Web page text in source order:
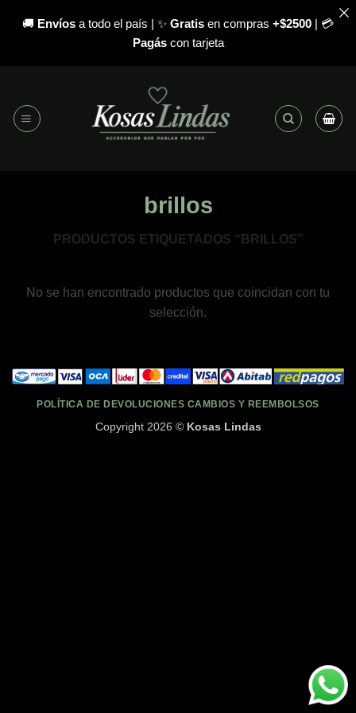
🚚 Envíos a todo el país | ✨ Gratis en compras +$2500 | 💳
Pagáscon tarjeta
contenido
brillos
PRODUCTOS ETIQUETADOS “BRILLOS”
No se han encontrado productos que coincidan con tu
selección.
POLÍTICA DE DEVOLUCIONES CAMBIOS Y REEMBOLSOS
Copyright 2026 © Kosas Lindas